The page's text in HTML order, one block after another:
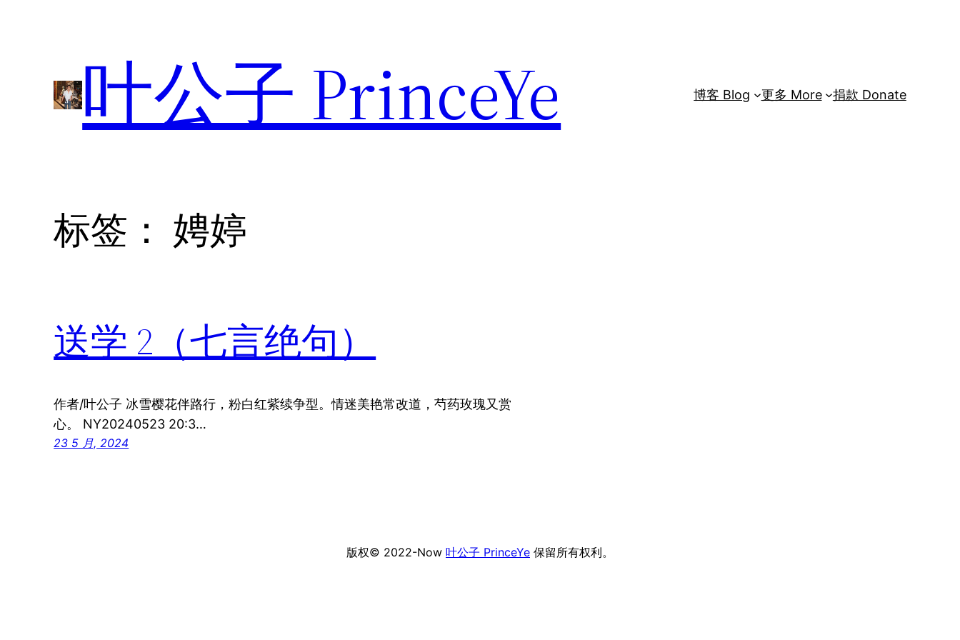
叶公子 PrinceYe 博客 Blog 更多 More 捐款 Donate
标签： 娉婷
送学 2（七言绝句）
作者/叶公子 冰雪樱花伴路行，粉白红紫续争型。情迷美艳常改道，芍药玫瑰又赏
心。 NY20240523 20:3…
23 5 月, 2024
版权© 2022-Now 叶公子 PrinceYe 保留所有权利。